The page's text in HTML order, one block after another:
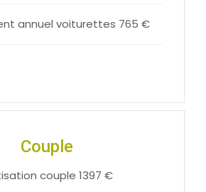
annuel voiturettes 765 €
Couple
couple 1397 €